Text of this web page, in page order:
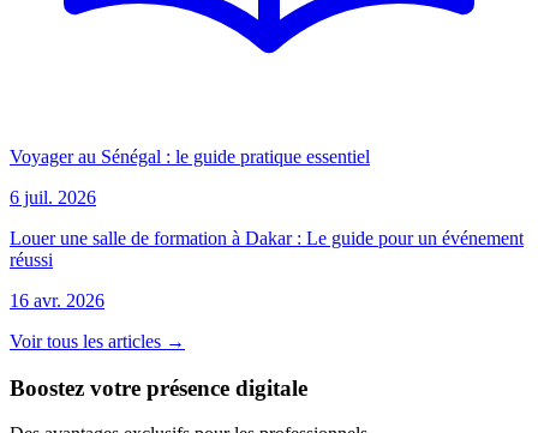
Voyager au Sénégal : le guide pratique essentiel
6 juil. 2026
Louer une salle de formation à Dakar : Le guide pour un événement
réussi
16 avr. 2026
Voir tous les articles →
Boostez votre présence digitale